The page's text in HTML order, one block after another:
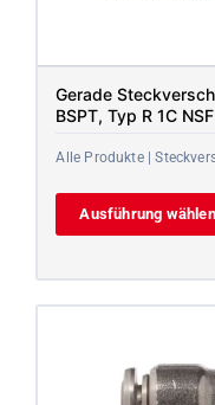
Gerade
BSPT, Typ R 1C NSF
Alle Produkte |
Ausführung